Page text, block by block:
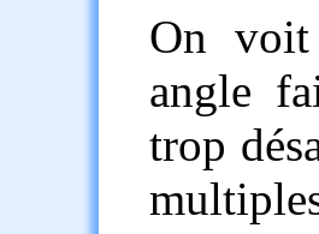
On voit
angle
trop